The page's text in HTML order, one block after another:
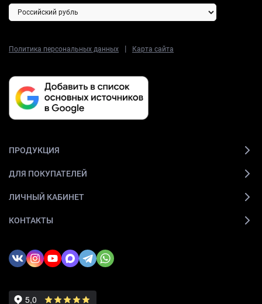
Политика персональных данных | Карта сайта
ПРОДУКЦИЯ
ДЛЯ ПОКУПАТЕЛЕЙ
ЛИЧНЫЙ КАБИНЕТ
КОНТАКТЫ